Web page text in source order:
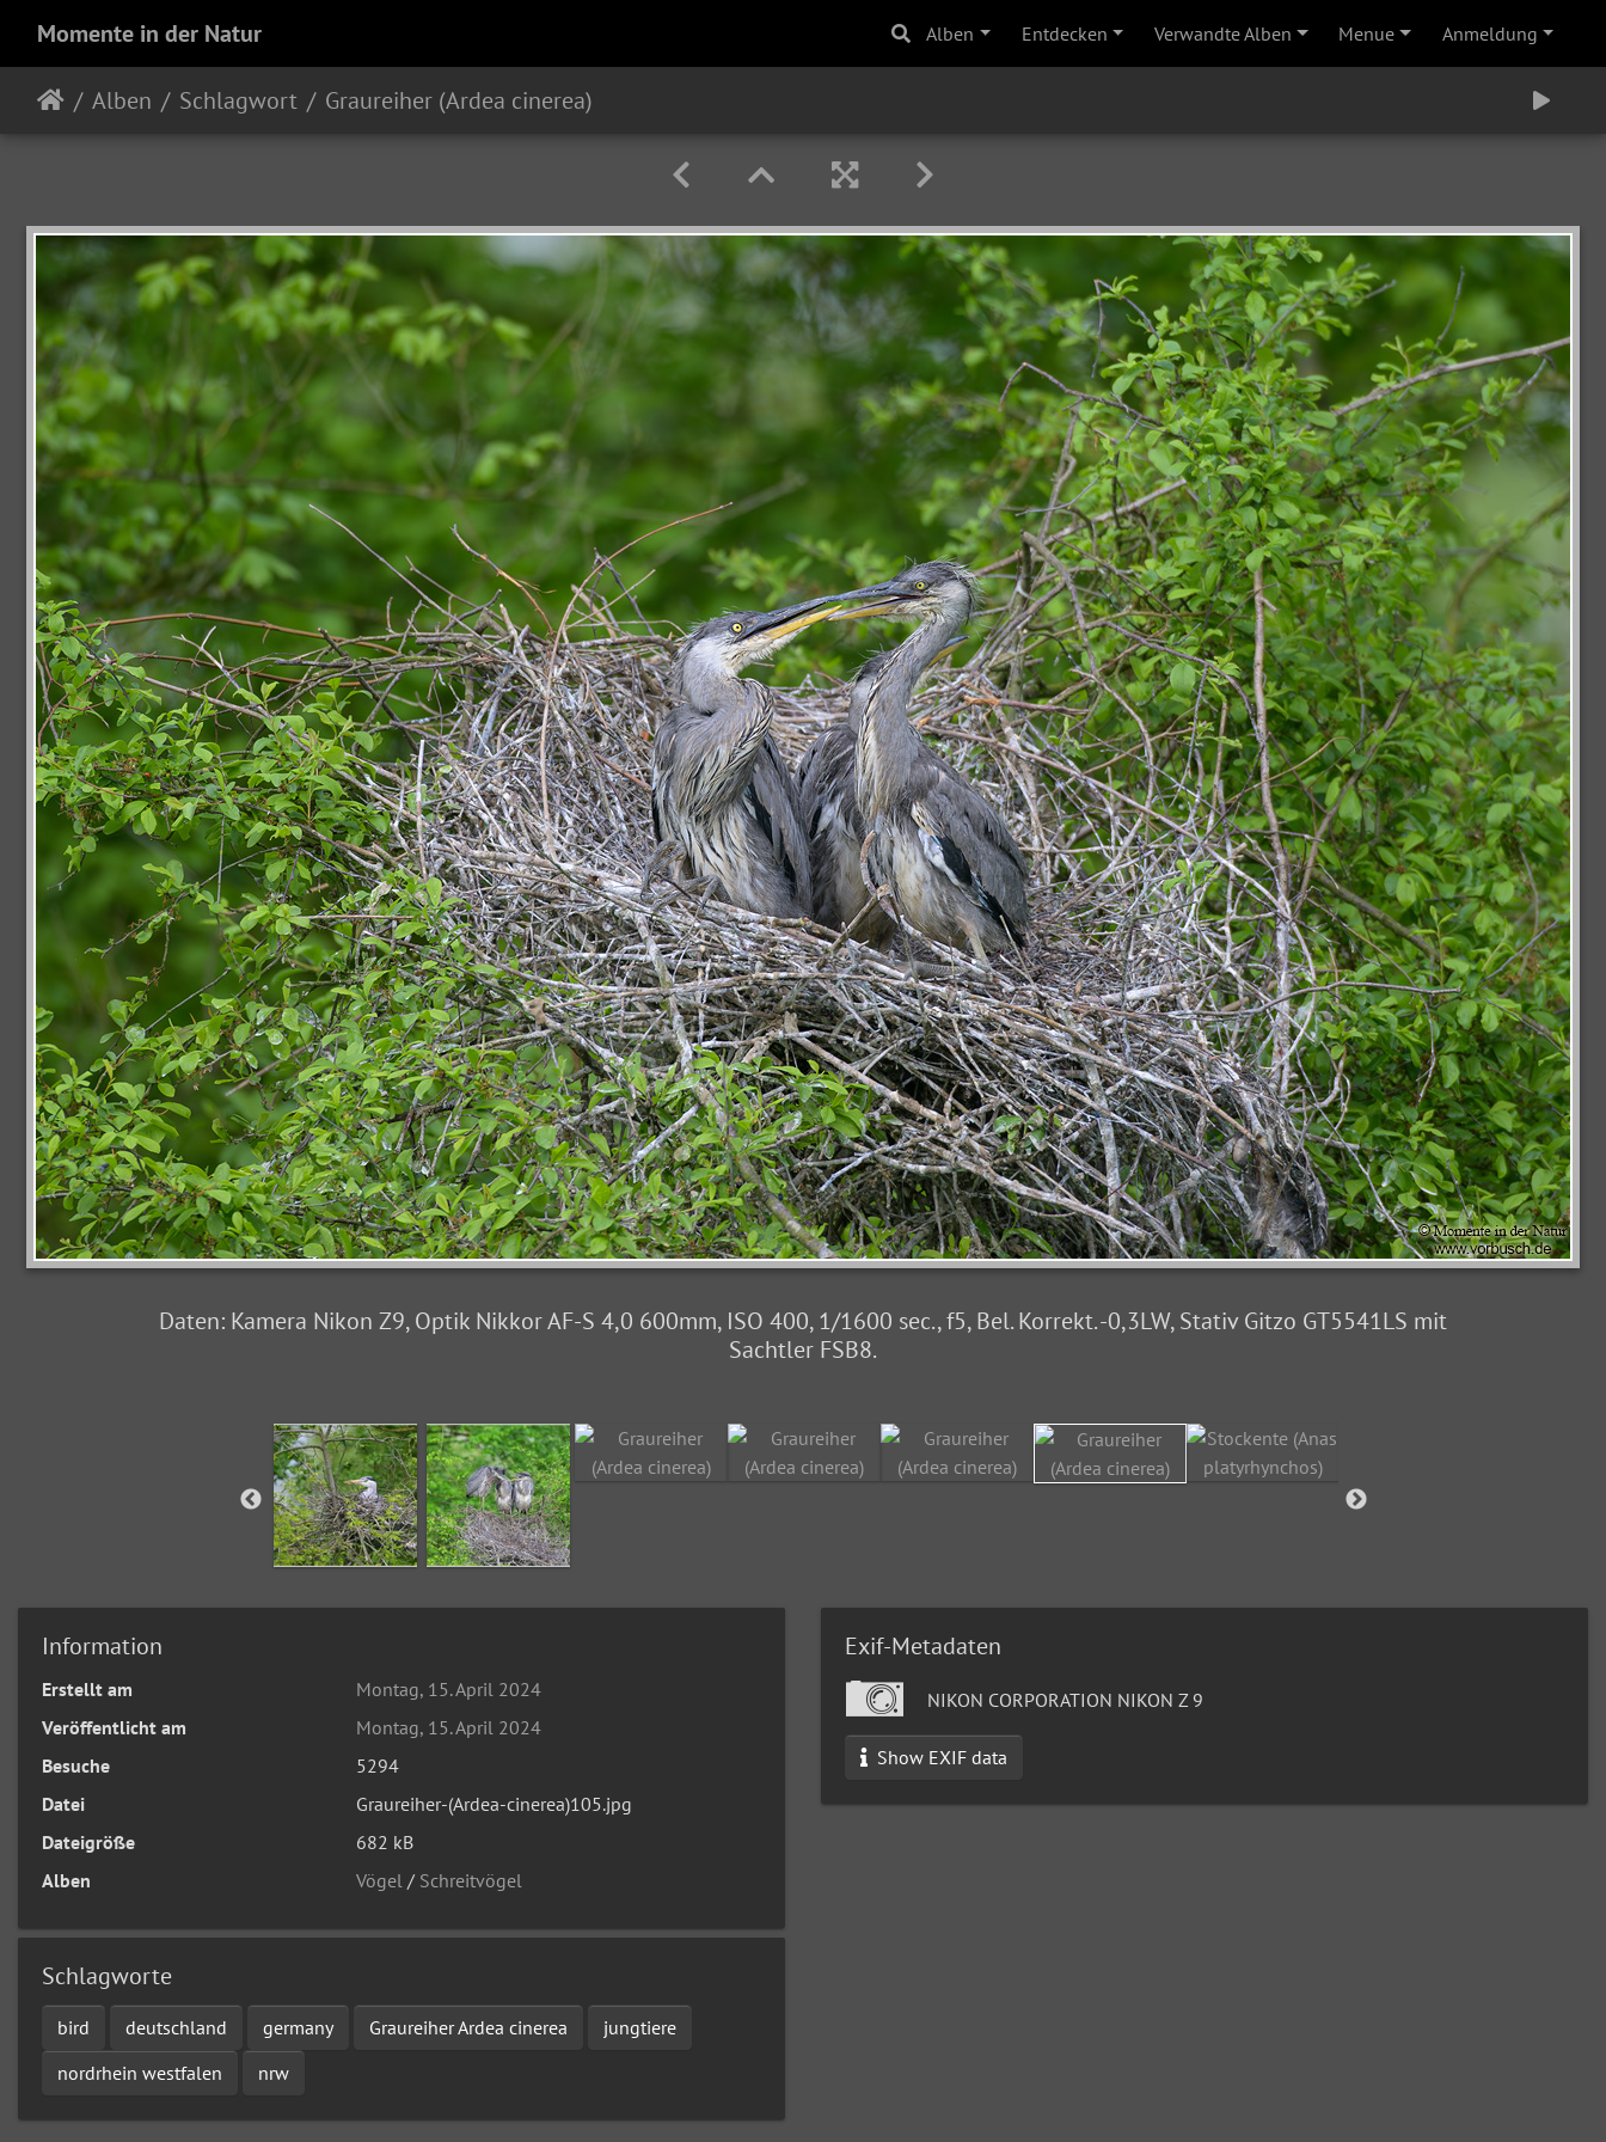
Momente in der Natur Alben Entdecken Verwandte Alben Menue Anmeldung
Alben Schlagwort Graureiher (Ardea cinerea)
Daten: Kamera Nikon Z9, Optik Nikkor AF-S 4,0 600mm, ISO 400, 1/1600 sec., f5, Bel. Korrekt. -0,3LW, Stativ Gitzo GT5541LS mit
Sachtler FSB8.
Information
Erstellt am
Montag, 15. April 2024
Veröffentlicht am
Montag, 15. April 2024
Besuche
5294
Datei
Graureiher-(Ardea-cinerea)105.jpg
Dateigröße
682 kB
Alben
Vögel / Schreitvögel
Schlagworte
bird deutschland germany Graureiher Ardea cinerea
jungtiere
nordrhein westfalen
nrw
Exif-Metadaten
NIKON CORPORATION NIKON Z 9
Show EXIF data